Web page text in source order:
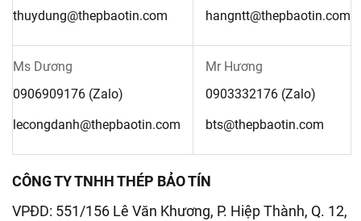
thuydung@thepbaotin.com hangntt@thepbaotin.com
Ms Dương
0906909176 (Zalo)
lecongdanh@thepbaotin.com
Mr Hương
0903332176 (Zalo)
bts@thepbaotin.com
CÔNG TY TNHH THÉP BẢO TÍN
VPĐD: 551/156 Lê Văn Khương, P. Hiệp Thành, Q. 12,